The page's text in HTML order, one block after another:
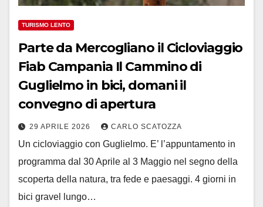
TURISMO LENTO
Parte da Mercogliano il Cicloviaggio
Fiab Campania Il Cammino di
Guglielmo in bici, domani il
convegno di apertura
29 APRILE 2026 CARLO SCATOZZA
Un cicloviaggio con Guglielmo. E’ l’appuntamento in
programma dal 30 Aprile al 3 Maggio nel segno della
scoperta della natura, tra fede e paesaggi. 4 giorni in
bici gravel lungo…